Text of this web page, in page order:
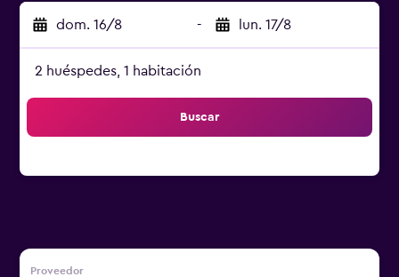
dom. 16/8 - lun. 17/8
2 huéspedes, 1 habitación
Buscar
Proveedor